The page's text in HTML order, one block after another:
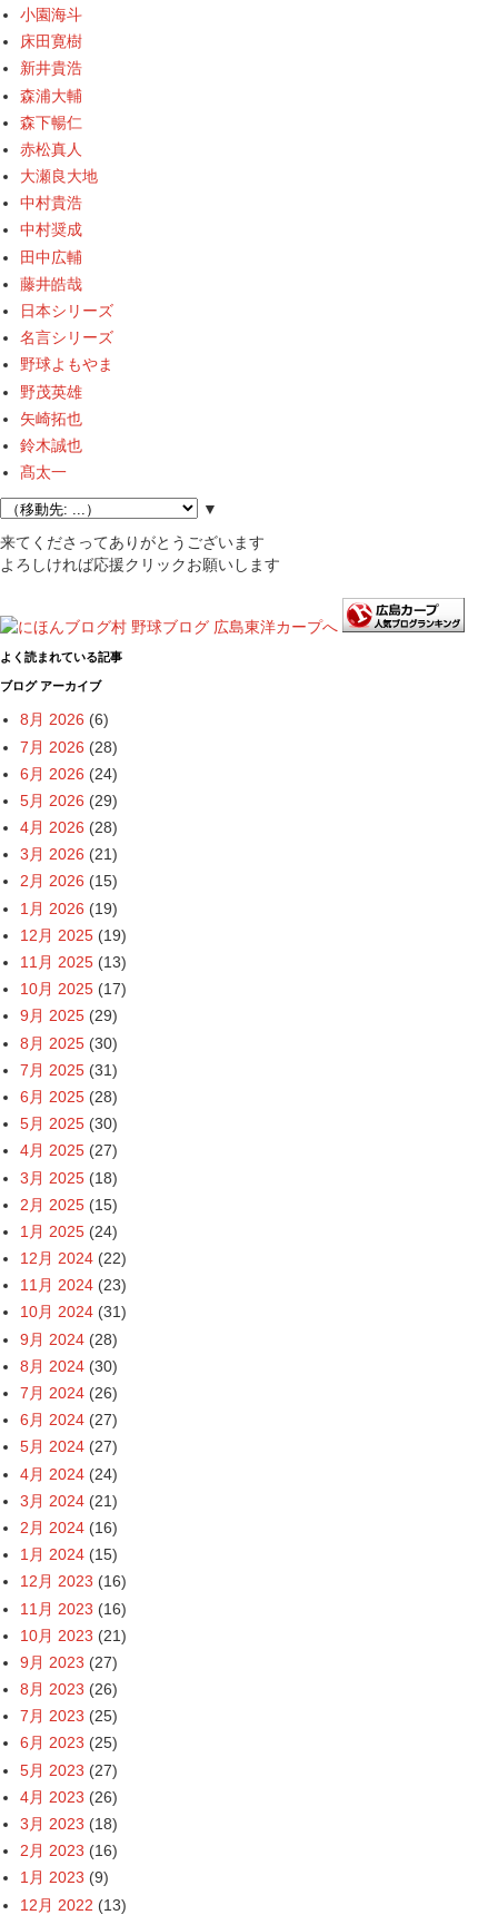
小園海斗
床田寛樹
新井貴浩
森浦大輔
森下暢仁
赤松真人
大瀬良大地
中村貴浩
中村奨成
田中広輔
藤井皓哉
日本シリーズ
名言シリーズ
野球よもやま
野茂英雄
矢崎拓也
鈴木誠也
髙太一
▼
来てくださってありがとうございます
よろしければ応援クリックお願いします
よく読まれている記事
ブログ アーカイブ
8月 2026 (6)
7月 2026 (28)
6月 2026 (24)
5月 2026 (29)
4月 2026 (28)
3月 2026 (21)
2月 2026 (15)
1月 2026 (19)
12月 2025 (19)
11月 2025 (13)
10月 2025 (17)
9月 2025 (29)
8月 2025 (30)
7月 2025 (31)
6月 2025 (28)
5月 2025 (30)
4月 2025 (27)
3月 2025 (18)
2月 2025 (15)
1月 2025 (24)
12月 2024 (22)
11月 2024 (23)
10月 2024 (31)
9月 2024 (28)
8月 2024 (30)
7月 2024 (26)
6月 2024 (27)
5月 2024 (27)
4月 2024 (24)
3月 2024 (21)
2月 2024 (16)
1月 2024 (15)
12月 2023 (16)
11月 2023 (16)
10月 2023 (21)
9月 2023 (27)
8月 2023 (26)
7月 2023 (25)
6月 2023 (25)
5月 2023 (27)
4月 2023 (26)
3月 2023 (18)
2月 2023 (16)
1月 2023 (9)
12月 2022 (13)